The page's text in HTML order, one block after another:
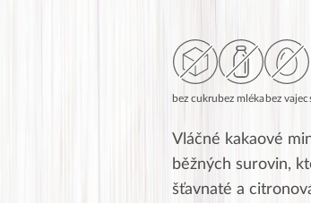
bez cukrubez mlékabez vajec
Vláčné kakaové
běžných surovin,
šťavnaté a